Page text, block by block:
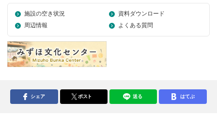
施設の空き状況
資料ダウンロード
周辺情報
よくある質問
シェア ポスト 送る はてぶ